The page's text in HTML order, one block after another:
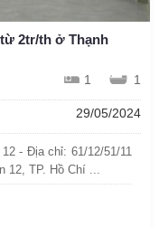
2tr/th ở Thạnh
1 1
29/05/2024
- Địa chỉ: 61/12/51/11
12, TP. Hồ Chí ...